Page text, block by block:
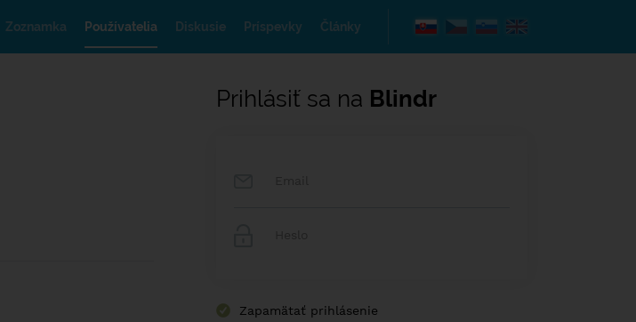
Zoznamka Používatelia Diskusie Príspevky Články
Prihlásiť sa na Blindr
Zapamätať prihlásenie